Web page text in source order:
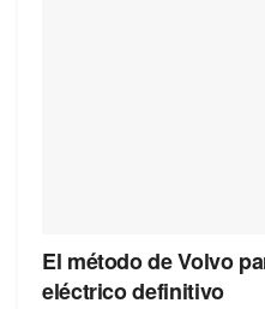
El método de Volvo
eléctrico definitivo